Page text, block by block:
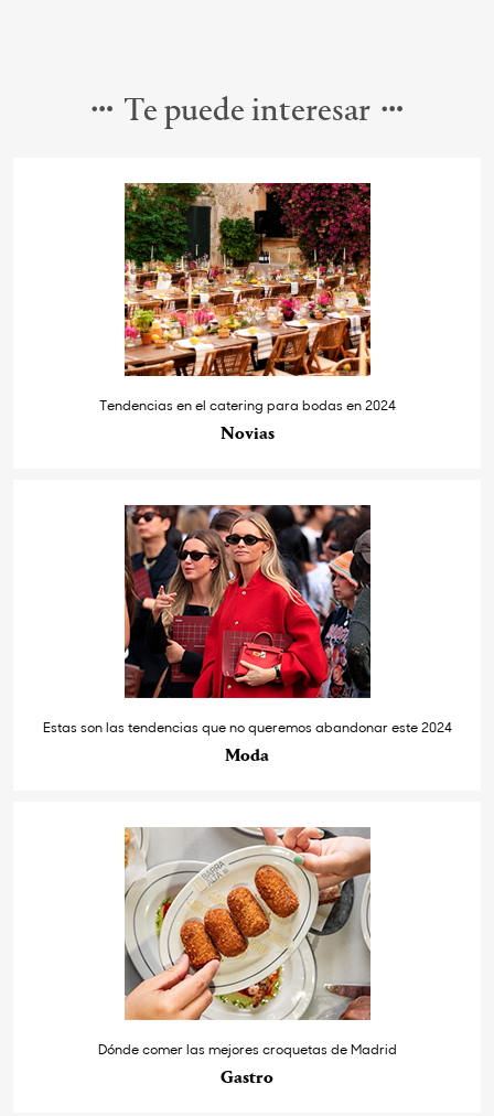
Te puede interesar
Tendencias en el catering para bodas en 2024
Novias
Estas son las tendencias que no queremos abandonar este 2024
Moda
Dónde comer las mejores croquetas de Madrid
Gastro